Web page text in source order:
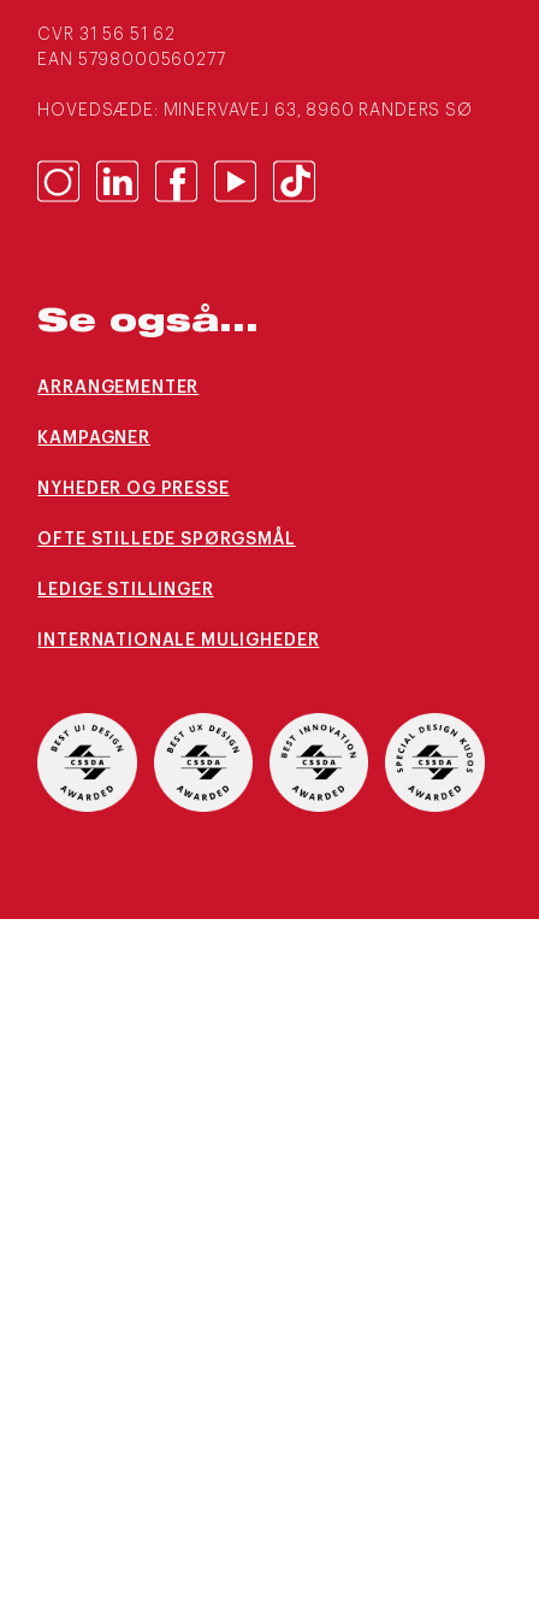
CVR 31 56 51 62
EAN 5798000560277
HOVEDSÆDE: MINERVAVEJ 63, 8960 RANDERS SØ
Se også...
ARRANGEMENTER
KAMPAGNER
NYHEDER OG PRESSE
OFTE STILLEDE SPØRGSMÅL
LEDIGE STILLINGER
INTERNATIONALE MULIGHEDER